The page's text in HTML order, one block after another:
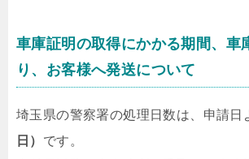
車庫証明の取得にかかる期間、車
り、お客様へ発送について
埼玉県の警察署の処理日数は、申請日
日） です。